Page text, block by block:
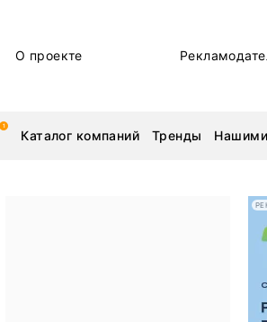
О проекте
Каталог компаний Тренды Нашими
Уголь